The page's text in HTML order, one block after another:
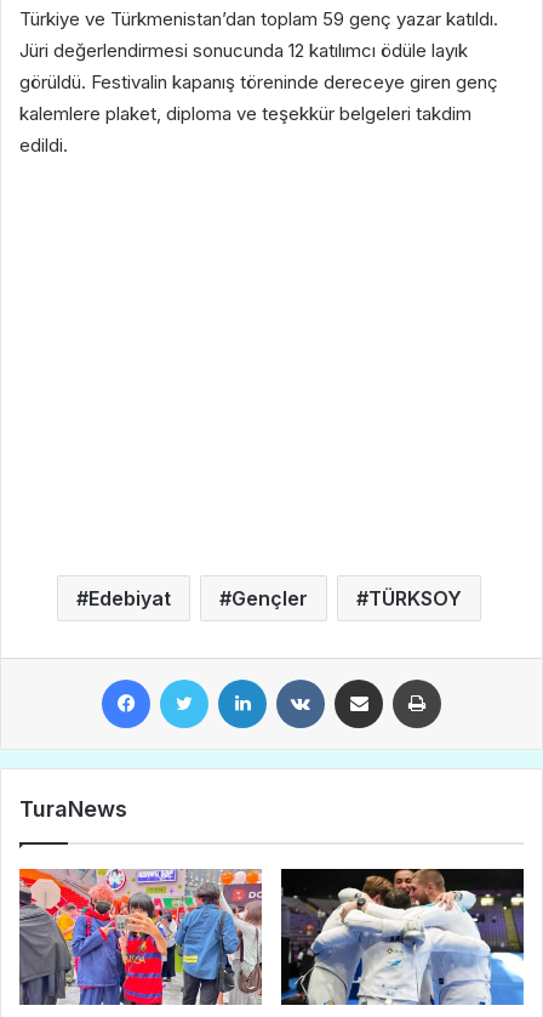
Türkiye ve Türkmenistan’dan toplam 59 genç yazar katıldı.
Jüri değerlendirmesi sonucunda 12 katılımcı ödüle layık
görüldü. Festivalin kapanış töreninde dereceye giren genç
kalemlere plaket, diploma ve teşekkür belgeleri takdim
edildi.
Edebiyat Gençler TÜRKSOY
TuraNews